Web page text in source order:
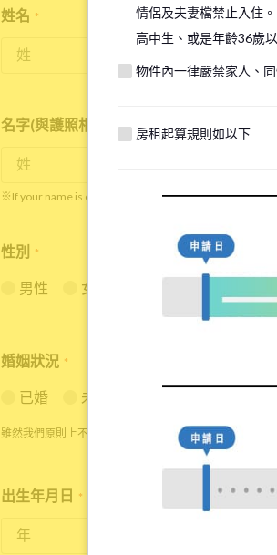
姓名 *
名字(與護照相同) *
※If your name is originally spelled in roman letters,
性別 *
男性 女性
婚姻狀況 *
已婚 未婚
雖然我們原則上不接受已婚者的申請，但在特殊情況下，
出生年月日 *
情侶及夫妻檔禁止入住。
高中生、或是年齡36歲
物件內一律嚴禁家人、
房租起算規則如以下